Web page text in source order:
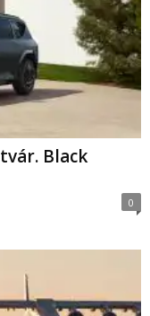
Black
0